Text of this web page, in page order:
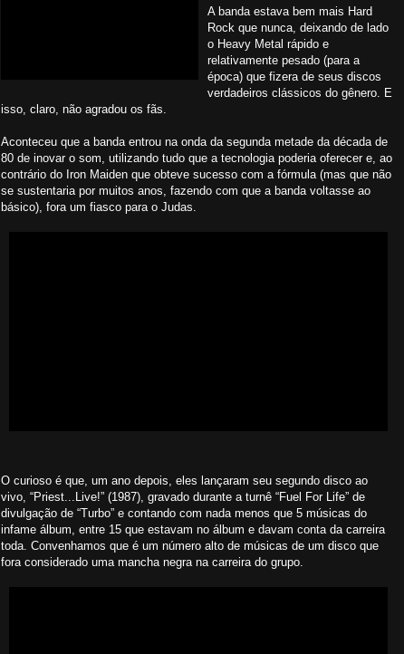
A banda estava bem mais Hard
Rock que nunca, deixando de lado
o Heavy Metal rápido e
relativamente pesado (para a
época) que fizera de seus discos
verdadeiros clássicos do gênero. E
isso, claro, não agradou os fãs.
Aconteceu que a banda entrou na onda da segunda metade da década de
80 de inovar o som, utilizando tudo que a tecnologia poderia oferecer e, ao
contrário do Iron Maiden que obteve sucesso com a fórmula (mas que não
se sustentaria por muitos anos, fazendo com que a banda voltasse ao
básico), fora um fiasco para o Judas.
O curioso é que, um ano depois, eles lançaram seu segundo disco ao
vivo, “Priest...Live!” (1987), gravado durante a turnê “Fuel For Life” de
divulgação de “Turbo” e contando com nada menos que 5 músicas do
infame álbum, entre 15 que estavam no álbum e davam conta da carreira
toda. Convenhamos que é um número alto de músicas de um disco que
fora considerado uma mancha negra na carreira do grupo.